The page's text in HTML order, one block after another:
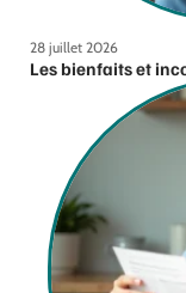
28 juillet 2026
Les bienfaits et